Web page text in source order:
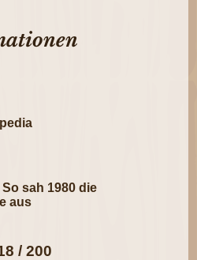
sah 1980 die
aus
/ 200